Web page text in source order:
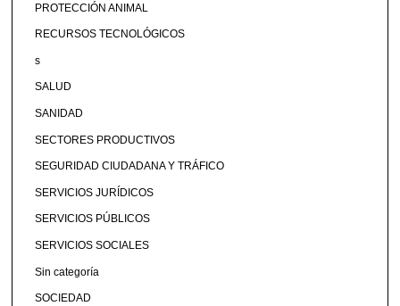
PROTECCIÓN ANIMAL
RECURSOS TECNOLÓGICOS
s
SALUD
SANIDAD
SECTORES PRODUCTIVOS
SEGURIDAD CIUDADANA Y TRÁFICO
SERVICIOS JURÍDICOS
SERVICIOS PÚBLICOS
SERVICIOS SOCIALES
Sin categoría
SOCIEDAD